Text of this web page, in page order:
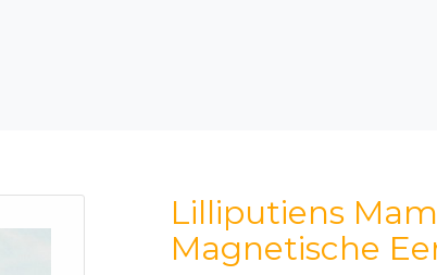
Lilliputiens
Magnetische